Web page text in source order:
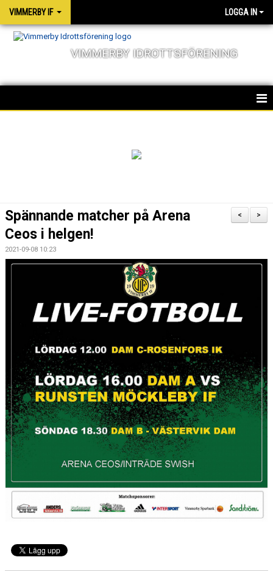
VIMMERBY IF LOGGA IN
VIMMERBY IDROTTSFÖRENING
OM FÖRENINGEN
BARN & UNGDOMSVERKSAMHET
STÖTTA VIF
KONTAKT / BOKNING
>
<
Spännande matcher på Arena
Ceos i helgen!
2021-09-08 10:23